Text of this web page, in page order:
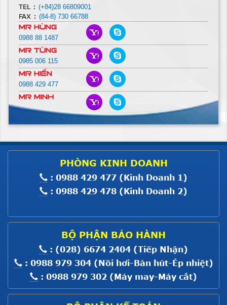
Máy Nhồi Lông Vũ
Giá : Liên hệ
Xem thêm
Máy Nhồi Lông Vũ 2P-6G
Giá : Liên hệ
Xem thêm
Máy Nhồi Lông Vũ
Xem thêm
Máy Trải Vải HS SIII-160
Giá : Liên hệ
Xem thêm
8700
Giá : Liên hệ
Xem thêm
MOTOR BẮT MÁY MỘT KIM CO
Liên hệ
Xem thêm
TEL : (+84)28 66809001
FAX : (84-8) 730 66788
Mr Hùng
0988 88 1487
Mr Tùng
0985 006 115
Mr Hiển
0988 429 477
Mr Minh
PHÒNG KINH DOANH
: 0988 429 477 (Kinh Doanh 1)
: 0988 429 478 (Kinh Doanh 2)
BỘ PHẬN BẢO HÀNH
: (028) 6674 2404 (Tiếp Nhận)
: 0988 979 304 (Nồi hơi-Bàn hút-Ép nhiệt)
: 0988 979 302 (Máy may-Máy cắt)